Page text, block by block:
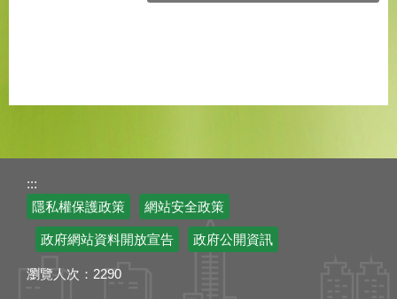
:::
隱私權保護政策
網站安全政策
政府網站資料開放宣告 政府公開資訊
瀏覽人次： 2290